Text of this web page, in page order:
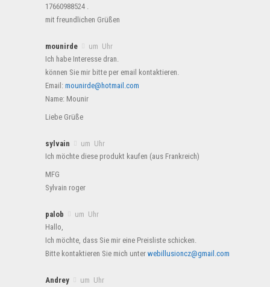
17660988524 .
mit freundlichen Grüßen
mounirde
um Uhr
Ich habe Interesse dran.
können Sie mir bitte per email kontaktieren.
Email: mounirde@hotmail.com
Name: Mounir
Liebe Grüße
sylvain
um Uhr
Ich möchte diese produkt kaufen (aus Frankreich)
MFG
Sylvain roger
palob
um Uhr
Hallo,
Ich möchte, dass Sie mir eine Preisliste schicken.
Bitte kontaktieren Sie mich unter webillusioncz@gmail.com
Andrey
um Uhr